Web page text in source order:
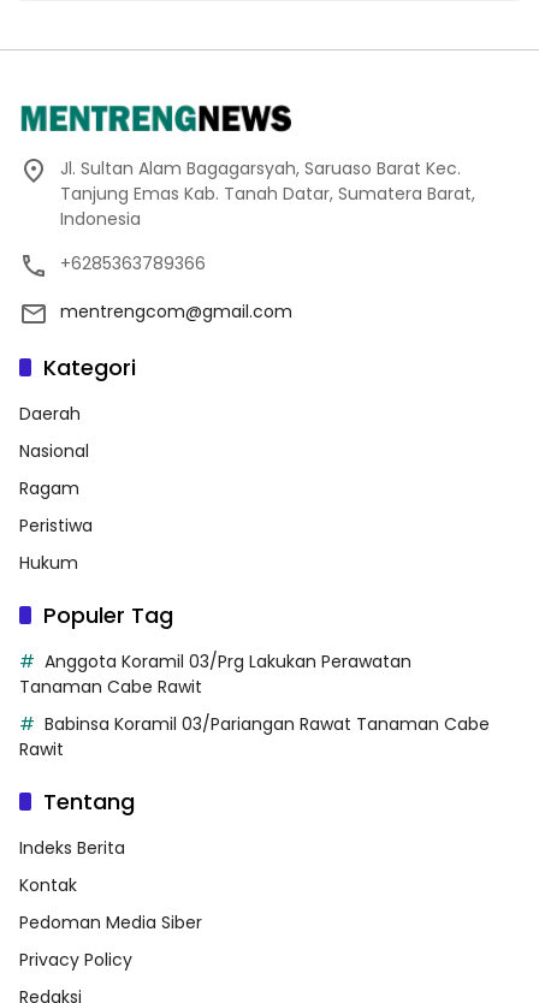
Jl. Sultan Alam Bagagarsyah, Saruaso Barat Kec.
Tanjung Emas Kab. Tanah Datar, Sumatera Barat,
Indonesia
+6285363789366
mentrengcom@gmail.com
Kategori
Daerah
Nasional
Ragam
Peristiwa
Hukum
Populer Tag
Anggota Koramil 03/Prg Lakukan Perawatan
Tanaman Cabe Rawit
Babinsa Koramil 03/Pariangan Rawat Tanaman Cabe
Rawit
Tentang
Indeks Berita
Kontak
Pedoman Media Siber
Privacy Policy
Redaksi